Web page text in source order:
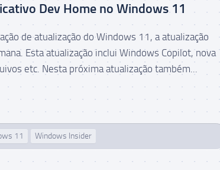
Dev Home no Windows 11
de atualização do Windows 11, a atualização
Esta atualização inclui Windows Copilot, nova
etc. Nesta próxima atualização também...
11 Windows Insider